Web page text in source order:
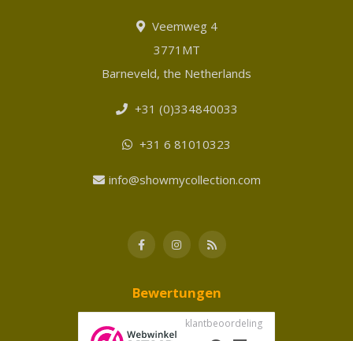
Veemweg 4
3771MT
Barneveld, the Netherlands
+31 (0)334840033
+31 6 81010323
info@showmycollection.com
Bewertungen